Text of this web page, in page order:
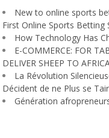
New to online sports
First Online Sports Betting
How Technology Has
E-COMMERCE: FOR
DELIVER SHEEP TO
La Révolution
Décident de ne Plus se
Génération